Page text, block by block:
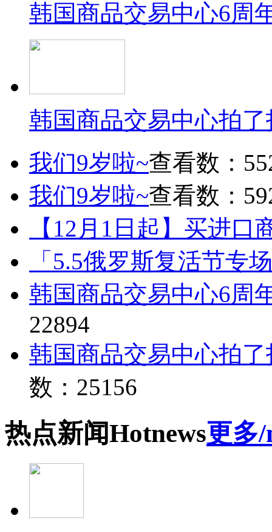
韩国商品交易中心6周
韩国商品交易中心拍
我们9岁啦~查看数：
我们9岁啦~查看数：
【12月1日起】买进口
「5.5俄罗斯复活节专
韩国商品交易中心6周
22894
韩国商品交易中心拍
数：25156
热点新闻Hotnews更多